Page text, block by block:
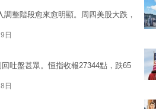
整階段愈來愈明顯。周四美股大跌，
日
吐盤甚眾。恒指收報27344點，跌65
日